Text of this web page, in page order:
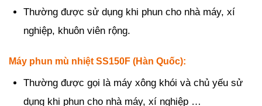
Thường được sử dụng khi phun cho nhà máy, xí
nghiệp, khuôn viên rộng.
Máy phun mù nhiệt SS150F (Hàn Quốc):
Thường được gọi là máy xông khói và chủ yếu sử
dụng khi phun cho nhà máy, xí nghiệp …